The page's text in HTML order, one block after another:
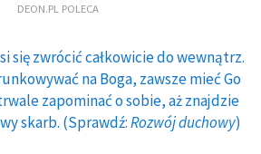
DEON.PL POLECA
się zwrócić całkowicie do wewnątrz.
na Boga, zawsze mieć Go
zapominać o sobie, aż znajdzie
skarb. (Sprawdź:Rozwój duchowy)